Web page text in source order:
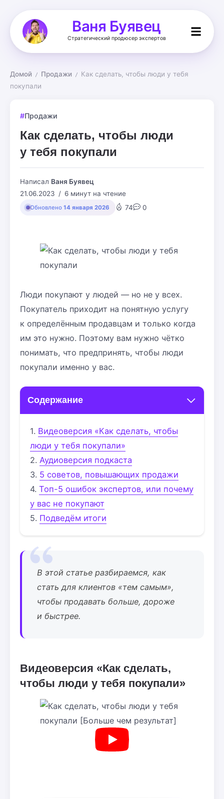
Ваня Буявец
Стратегический продюсер экспертов
Домой / Продажи /
Как сделать, чтобы люди у тебя
покупали
Продажи
Как сделать, чтобы люди
у тебя покупали
Написал Ваня Буявец
21.06.2023
6 минут на чтение
Обновлено 14 января 2026 74 0
Люди покупают у людей — но не у всех.
Покупатель приходит на понятную услугу
к определённым продавцам и только когда
им это нужно. Поэтому вам нужно чётко
понимать, что предпринять, чтобы люди
покупали именно у вас.
Содержание
Видеоверсия «Как сделать, чтобы
люди у тебя покупали»
Аудиоверсия подкаста
5 советов, повышающих продажи
Топ-5 ошибок экспертов, или почему
у вас не покупают
Подведём итоги
В этой статье разбираемся, как
стать для клиентов «тем самым»,
чтобы продавать больше, дороже
и быстрее.
Видеоверсия «Как сделать,
чтобы люди у тебя покупали»